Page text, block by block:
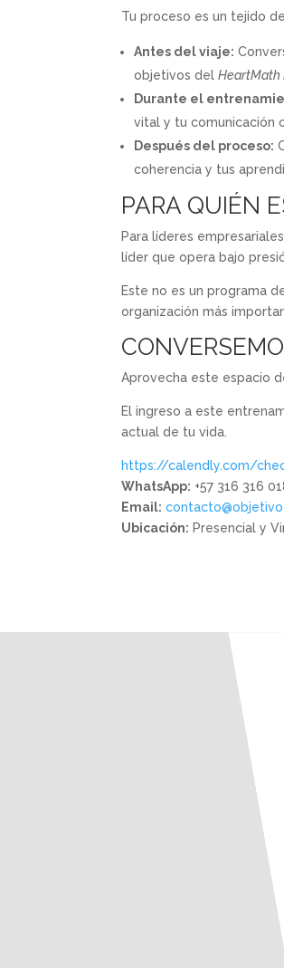
Tu proceso es un tejido
Antes del viaje:
objetivos del
Durante el
vital y tu comunicación
Después del proceso:
coherencia y tus
PARA QUIÉN
Para líderes
líder que opera bajo
Este no es un programa
organización más
Aprovecha este espacio
El ingreso a este
actual de tu vida.
https://calendly.com/
WhatsApp: +57 316 316
Email:
Ubicación: Presencial y